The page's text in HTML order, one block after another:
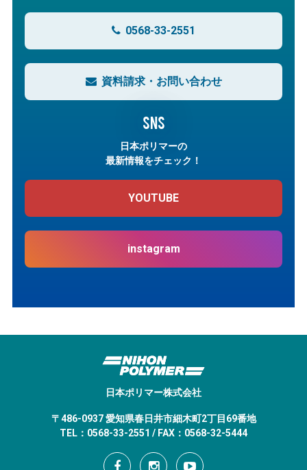
0568-33-2551
資料請求・お問い合わせ
SNS
日本ポリマーの
最新情報をチェック！
YOUTUBE
instagram
日本ポリマー株式会社
〒486-0937 愛知県春日井市細木町2丁目69番地
TEL：0568-33-2551 / FAX：0568-32-5444